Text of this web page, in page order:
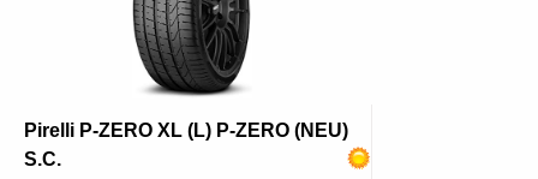
Pirelli P-ZERO XL (L) P-ZERO (NEU)
S.C.